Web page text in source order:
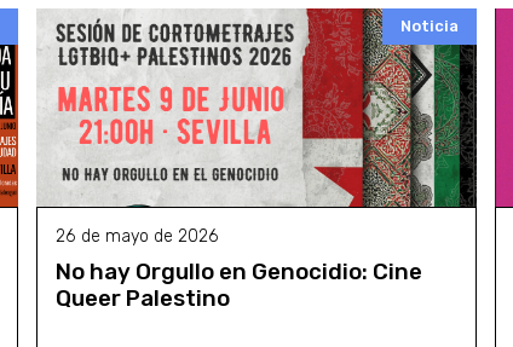
Noticia
26 de mayo de 2026
No hay Orgullo en Genocidio: Cine
Queer Palestino